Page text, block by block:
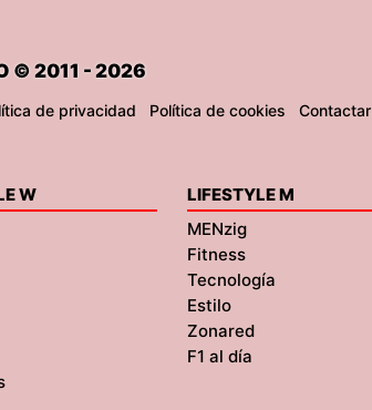
© 2011 - 2026
de privacidad Política de cookies Contactar
W
LIFESTYLE M
MENzig
Fitness
Tecnología
Estilo
Zonared
F1 al día